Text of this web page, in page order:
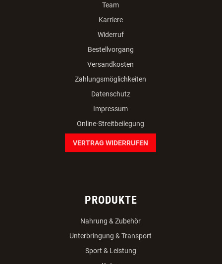
Team
Karriere
Widerruf
Bestellvorgang
Versandkosten
Zahlungsmöglichkeiten
Datenschutz
Impressum
Online-Streitbeilegung
VERTRAG WIDERRUFEN
PRODUKTE
Nahrung & Zubehör
Unterbringung & Transport
Sport & Leistung